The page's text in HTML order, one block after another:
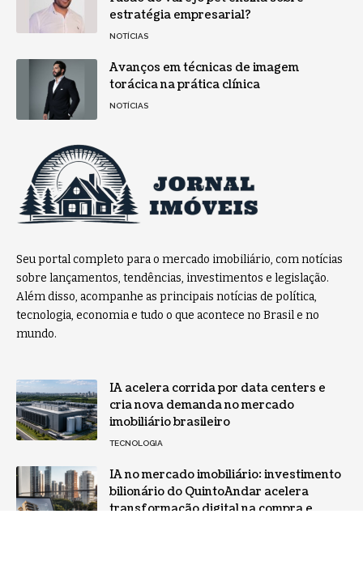
estratégia empresarial?
NOTÍCIAS
Avanços em técnicas de imagem
torácica na prática clínica
NOTÍCIAS
Seu portal completo para o mercado imobiliário, com notícias
sobre lançamentos, tendências, investimentos e legislação.
Além disso, acompanhe as principais notícias de política,
tecnologia, economia e tudo o que acontece no Brasil e no
mundo.
IA acelera corrida por data centers e
cria nova demanda no mercado
imobiliário brasileiro
TECNOLOGIA
IA no mercado imobiliário: investimento
bilionário do QuintoAndar acelera
transformação digital na compra e